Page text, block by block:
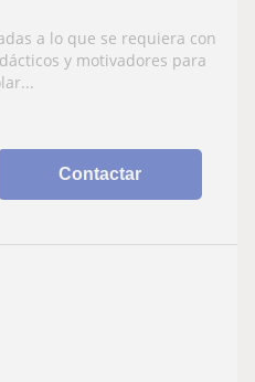
a lo que se requiera con
y motivadores para
Contactar